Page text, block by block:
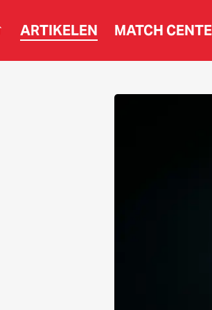
ARTIKELEN MATCH